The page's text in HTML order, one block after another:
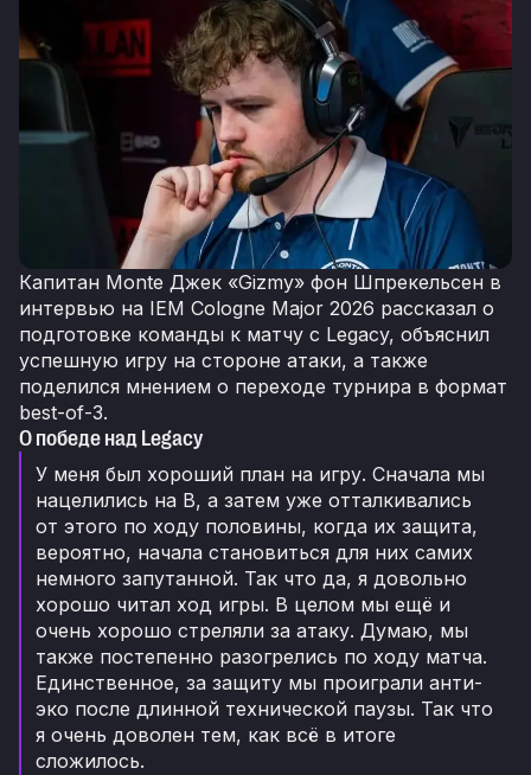
Капитан Monte Джек «Gizmy» фон Шпрекельсен в
интервью на IEM Cologne Major 2026 рассказал о
подготовке команды к матчу c Legacy, объяснил
успешную игру на стороне атаки, а также
поделился мнением о переходе турнира в формат
best-of-3.
О победе над Legacy
У меня был хороший план на игру. Сначала мы
нацелились на B, а затем уже отталкивались
от этого по ходу половины, когда их защита,
вероятно, начала становиться для них самих
немного запутанной. Так что да, я довольно
хорошо читал ход игры. В целом мы ещё и
очень хорошо стреляли за атаку. Думаю, мы
также постепенно разогрелись по ходу матча.
Единственное, за защиту мы проиграли анти-
эко после длинной технической паузы. Так что
я очень доволен тем, как всё в итоге
сложилось.